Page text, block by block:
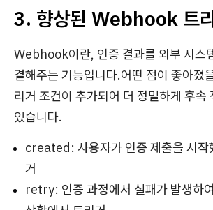
3. 향상된 Webhook 트
Webhook이란, 인증 결과를 외부 시스
결해주는 기능입니다.어떤 점이 좋아졌
리거 조건이 추가되어 더 정밀하게 후속
있습니다.
created: 사용자가 인증 제출을 시작
거
retry: 인증 과정에서 실패가 발생하